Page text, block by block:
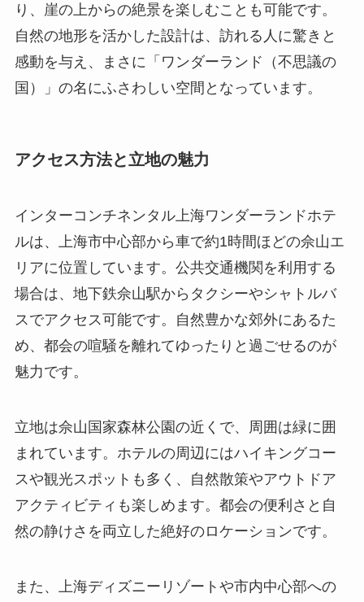
り、崖の上からの絶景を楽しむことも可能です。
自然の地形を活かした設計は、訪れる人に驚きと
感動を与え、まさに「ワンダーランド（不思議の
国）」の名にふさわしい空間となっています。
アクセス方法と立地の魅力
インターコンチネンタル上海ワンダーランドホテ
ルは、上海市中心部から車で約1時間ほどの佘山エ
リアに位置しています。公共交通機関を利用する
場合は、地下鉄佘山駅からタクシーやシャトルバ
スでアクセス可能です。自然豊かな郊外にあるた
め、都会の喧騒を離れてゆったりと過ごせるのが
魅力です。
立地は佘山国家森林公園の近くで、周囲は緑に囲
まれています。ホテルの周辺にはハイキングコー
スや観光スポットも多く、自然散策やアウトドア
アクティビティも楽しめます。都会の便利さと自
然の静けさを両立した絶好のロケーションです。
また、上海ディズニーリゾートや市内中心部への